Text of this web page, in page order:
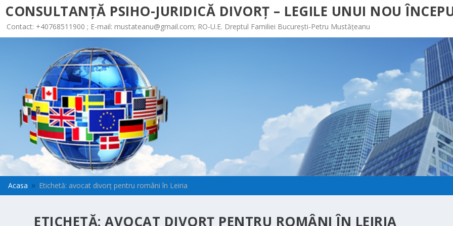
CONSULTANȚĂ PSIHO-JURIDICĂ DIVORȚ – LEGILE UNUI NOU
Contact: +40768511900 ; E-mail: mustateanu@gmail.com; RO-U.E. Dreptul Familiei București-Petru Mustățeanu
Acasa 9 Etichetă: avocat divorț pentru români în Leiria
ETICHETĂ:AVOCAT DIVORȚ PENTRU ROMÂNI ÎN LEIRIA